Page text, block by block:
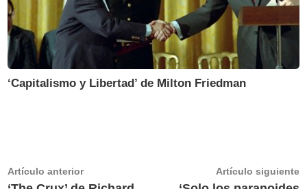
‘Capitalismo y Libertad’ de Milton Friedman
Navegación
Artículo anteriorArtículo
anterior:
Artículo siguiente